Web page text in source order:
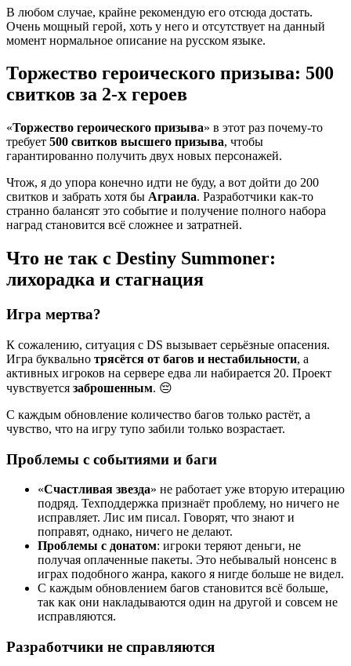
В любом случае, крайне рекомендую его отсюда достать.
Очень мощный герой, хоть у него и отсутствует на данный
момент нормальное описание на русском языке.
Торжество героического призыва: 500
свитков за 2-х героев
«Торжество героического призыва» в этот раз почему-то
требует 500 свитков высшего призыва, чтобы
гарантированно получить двух новых персонажей.
Чтож, я до упора конечно идти не буду, а вот дойти до 200
свитков и забрать хотя бы Аграила. Разработчики как-то
странно балансят это событие и получение полного набора
наград становится всё сложнее и затратней.
Что не так с Destiny Summoner:
лихорадка и стагнация
Игра мертва?
К сожалению, ситуация с DS вызывает серьёзные опасения.
Игра буквально трясётся от багов и нестабильности, а
активных игроков на сервере едва ли набирается 20. Проект
чувствуется заброшенным. 😔
С каждым обновление количество багов только растёт, а
чувство, что на игру тупо забили только возрастает.
Проблемы с событиями и баги
«Счастливая звезда» не работает уже вторую итерацию
подряд. Техподдержка признаёт проблему, но ничего не
исправляет. Лис им писал. Говорят, что знают и
поправят, однако, ничего не делают.
Проблемы с донатом: игроки теряют деньги, не
получая оплаченные пакеты. Это небывалый нонсенс в
играх подобного жанра, какого я нигде больше не видел.
С каждым обновлением багов становится всё больше,
так как они накладываются один на другой и совсем не
исправляются.
Разработчики не справляются